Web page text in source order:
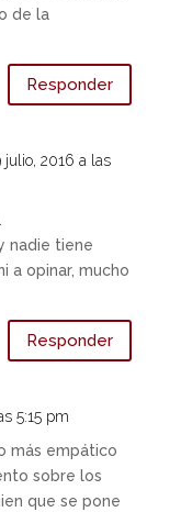
de la
Responder
julio, 2016 a las
nadie tiene
a opinar, mucho
Responder
5:15 pm
más empático
sobre los
que se pone